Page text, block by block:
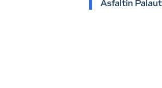
Asfaltin